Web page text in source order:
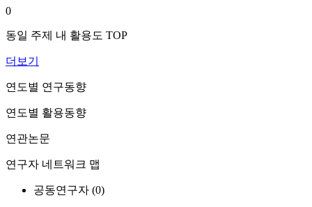
0
동일 주제 내 활용도 TOP
더보기
연도별 연구동향
연도별 활용동향
연관논문
연구자 네트워크 맵
공동연구자 (0)